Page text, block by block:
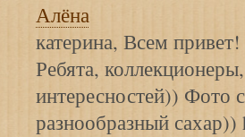
Алёна
катерина, Всем привет!
Ребята,
интересностей)) Фото
разнообразный